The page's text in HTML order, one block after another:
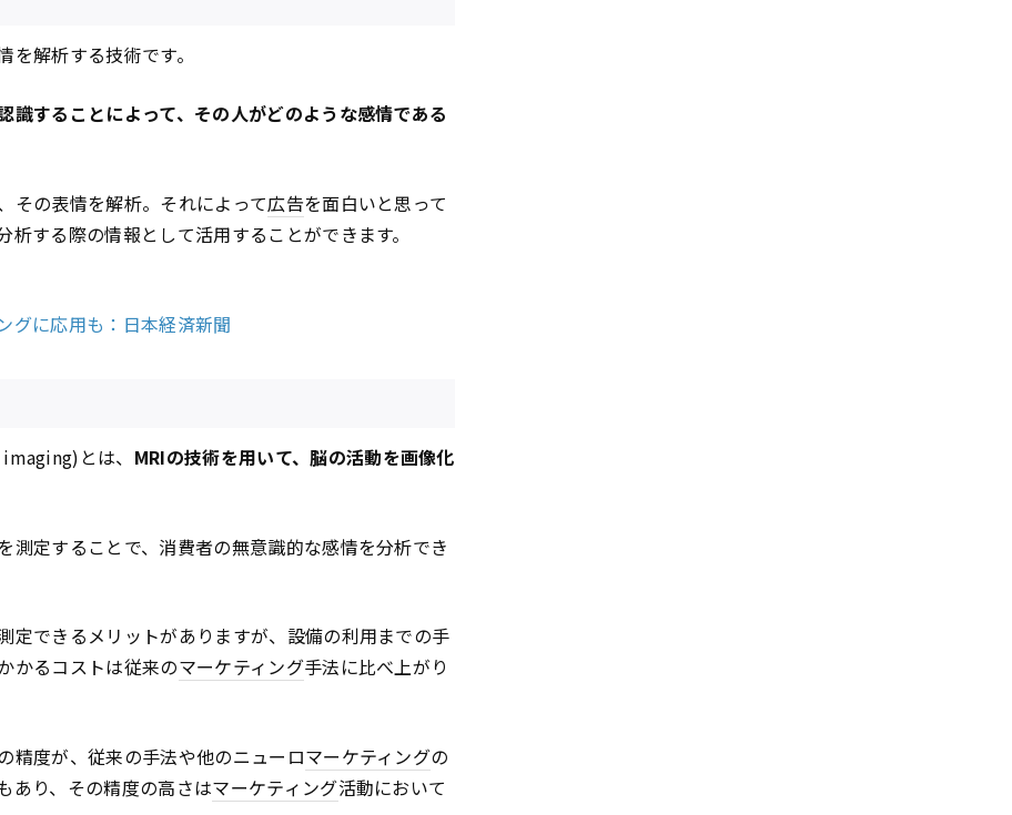
解析する技術です。
識することによって、その人がどのような感情である
その表情を解析。それによって広告を面白いと思って
析する際の情報として活用することができます。
に応用も：日本経済新聞
とは、 MRIの技術を用いて、脳の活動を画像化
測定することで、消費者の無意識的な感情を分析でき
定できるメリットがありますが、設備の利用までの手
かるコストは従来のマーケティング手法に比べ上がり
精度が、従来の手法や他のニューロマーケティングの
あり、その精度の高さはマーケティング活動において